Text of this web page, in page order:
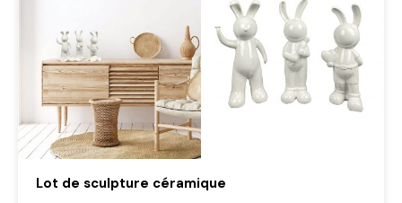
Lot de sculpture céramique